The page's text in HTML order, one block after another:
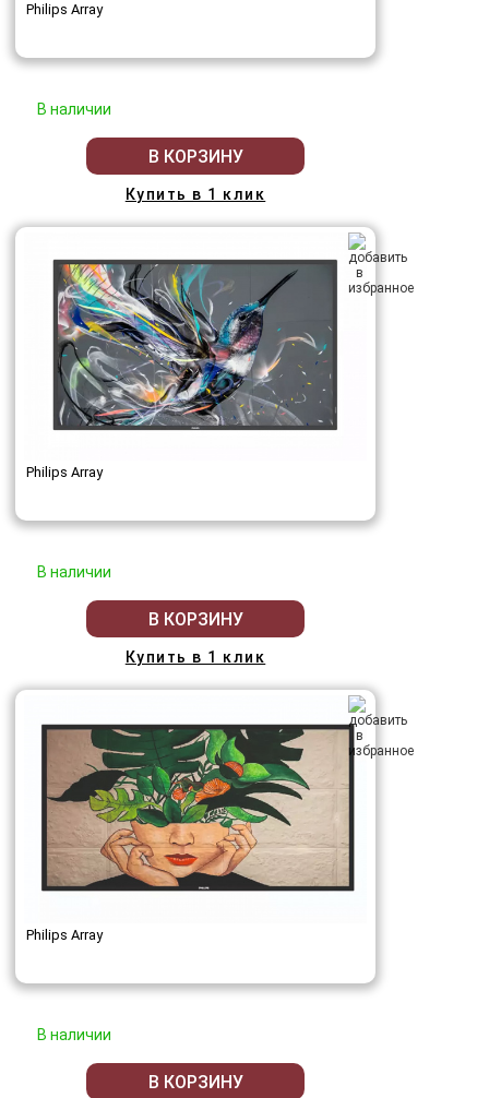
Philips Array
В наличии
В КОРЗИНУ
Купить в 1 клик
Philips Array
В наличии
В КОРЗИНУ
Купить в 1 клик
Philips Array
В наличии
В КОРЗИНУ